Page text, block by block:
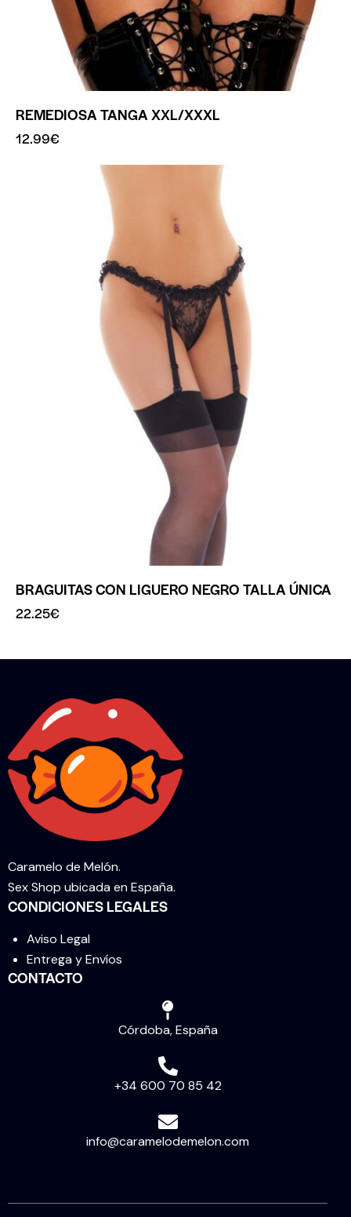
REMEDIOSA TANGA XXL/XXXL
12.99€
BRAGUITAS CON LIGUERO NEGRO TALLA ÚNICA
22.25€
Caramelo de Melón.
Sex Shop ubicada en España.
CONDICIONES LEGALES
Aviso Legal
Entrega y Envíos
CONTACTO
Córdoba, España
+34 600 70 85 42
info@caramelodemelon.com